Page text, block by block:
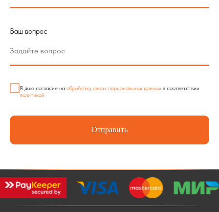
Ваш вопрос
Я даю согласие на обработку своих персональных данных в соответствии
политикой
Отправить